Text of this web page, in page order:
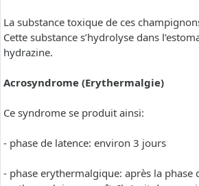
La substance toxique de ces
Cette substance s’hydrolyse dans
hydrazine.
Acrosyndrome (Erythermalgie)
Ce syndrome se produit ainsi:
- phase de latence: environ 3 jours
- phase erythermalgique: après la phase